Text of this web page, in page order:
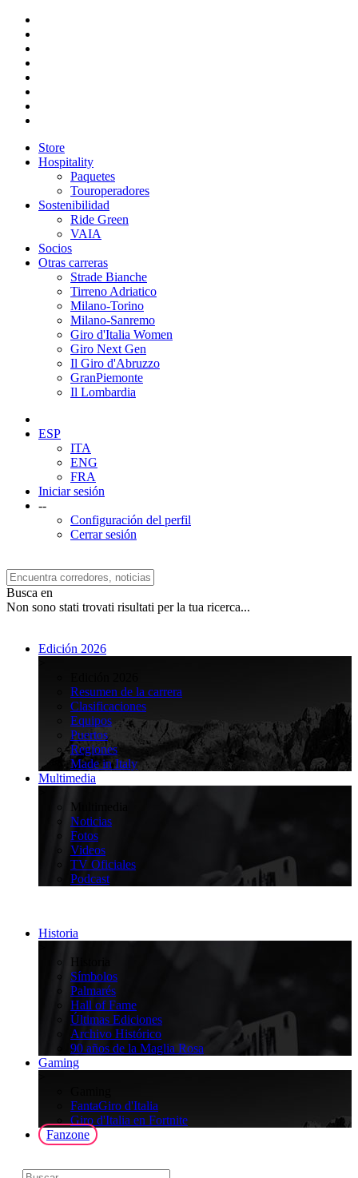
Store
Hospitality
Paquetes
Touroperadores
Sostenibilidad
Ride Green
VAIA
Socios
Otras carreras
Strade Bianche
Tirreno Adriatico
Milano-Torino
Milano-Sanremo
Giro d'Italia Women
Giro Next Gen
Il Giro d'Abruzzo
GranPiemonte
Il Lombardia
ESP
ITA
ENG
FRA
Iniciar sesión
--
Configuración del perfil
Cerrar sesión
Busca en
Non sono stati trovati risultati per la tua ricerca...
Edición 2026
Resumen de la carrera
Clasificaciones
Equipos
Puertos
Regiones
Made in Italy
Multimedia
Multimedia
Noticias
Fotos
Videos
TV Oficiales
Podcast
Historia
Historia
Símbolos
Palmarés
Hall of Fame
Últimas Ediciones
Archivo Histórico
90 años de la Maglia Rosa
Gaming
FantaGiro d'Italia
Giro d'Italia en Fortnite
Fanzone